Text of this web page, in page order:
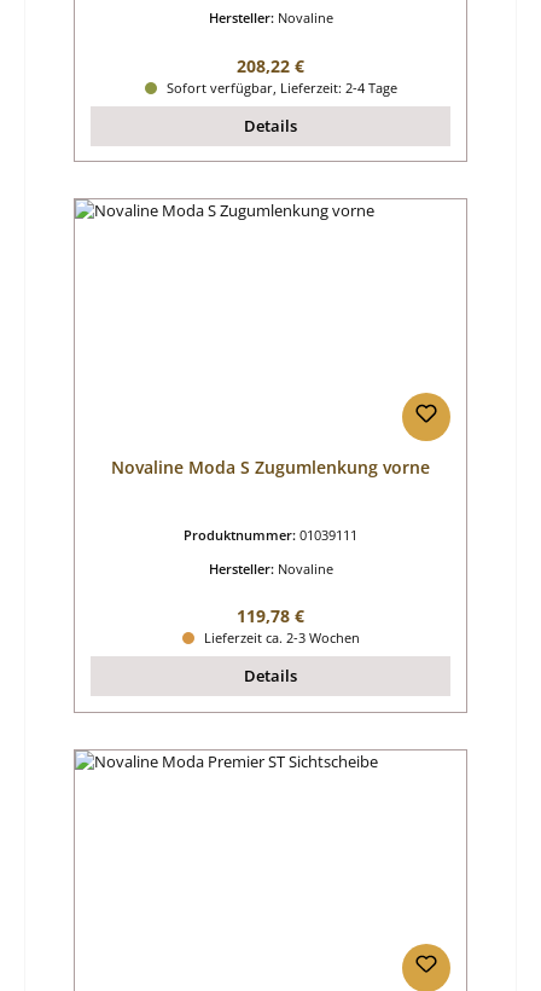
Hersteller: Novaline
Regulärer Preis:
208,22 €
Sofort verfügbar, Lieferzeit: 2-4 Tage
Details
Novaline Moda S Zugumlenkung vorne
Produktnummer: 01039111
Hersteller: Novaline
Regulärer Preis:
119,78 €
Lieferzeit ca. 2-3 Wochen
Details